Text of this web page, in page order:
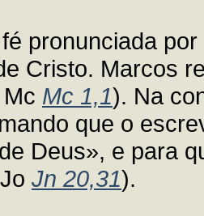
pronunciada
Cristo. Marcos
Mc 1,1). Na
que o
Deus», e para
Jn 20,31).